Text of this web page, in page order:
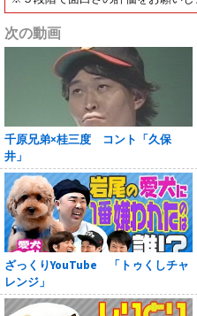
次の動画
千原兄弟×桂三度 コント「久保
井」
ざっくりYouTube 「トゥくしチャ
レンジ」